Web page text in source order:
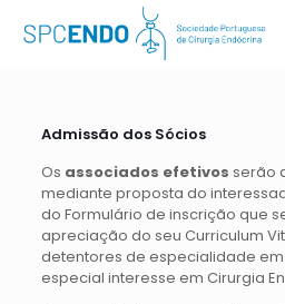
Admissão dos Sócios
Os associados efetivos serão
mediante proposta do
do Formulário de inscrição que
apreciação do seu Curriculum
detentores de especialidade em
especial interesse em Cirurgia